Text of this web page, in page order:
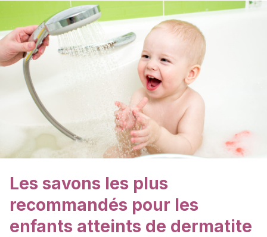
Les savons les plus
recommandés pour les
enfants atteints de dermatite